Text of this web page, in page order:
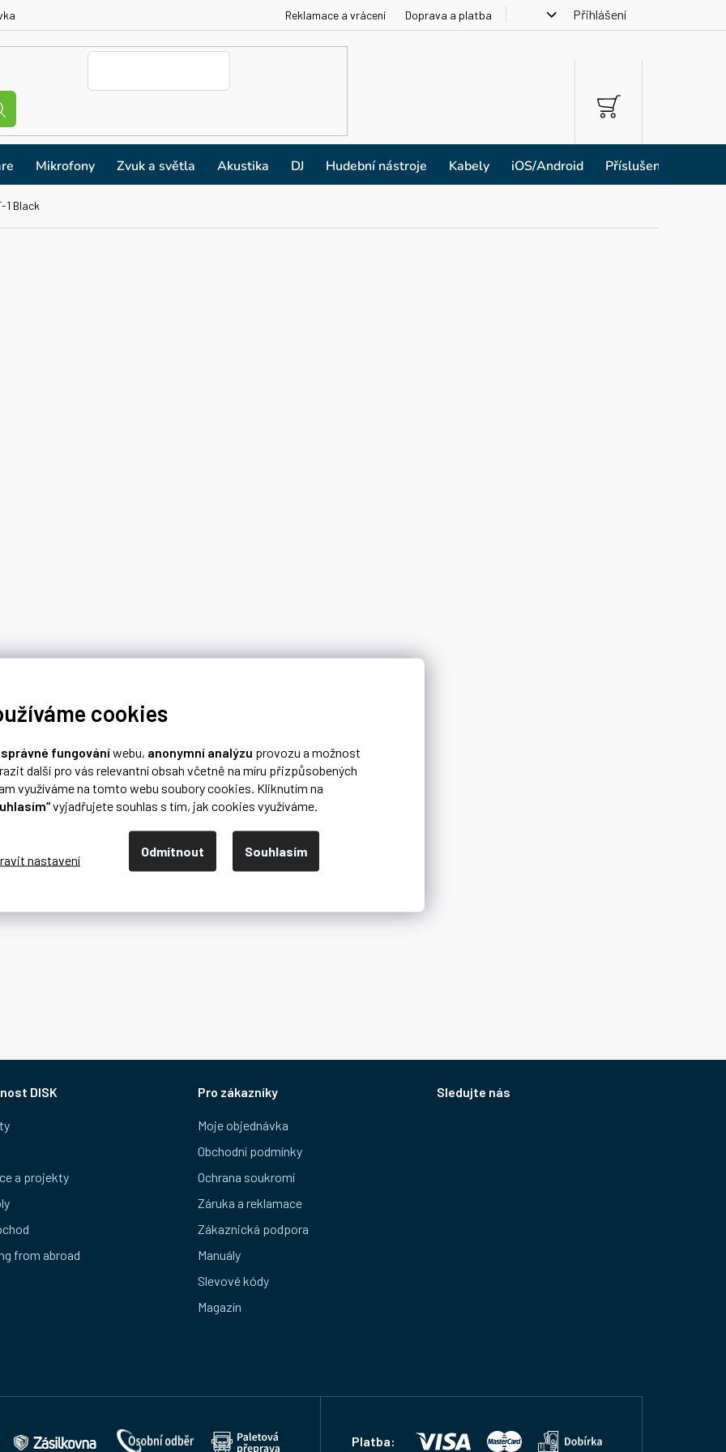
cookies
správné fungováníwebu, anonymní analýzu provozu a možnost
další pro vás relevantní obsah včetně na míru přizpůsobených
využíváme na tomto webu soubory cookies. Kliknutím na
vyjadřujete souhlas s tím, jak cookies využíváme.
Odmítnout Souhlasím
Reklamace a vrácení Doprava a platba Přihlášení
NÁKUPNÍ
KOŠÍK
Mikrofony Zvuk a světla Akustika DJ Hudební nástroje Kabely iOS/Android Příslušenství
1 Black
DISK
a projekty
from abroad
Pro zákazníky
Moje objednávka
Obchodní podmínky
Ochrana soukromí
Záruka a reklamace
Zákaznická podpora
Manuály
Slevové kódy
Magazín
Sledujte nás
Platba: